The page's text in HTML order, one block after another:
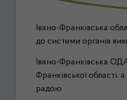
Івано-Франківська
до системи органів
Івано-Франківська
Франківської області,
радою.